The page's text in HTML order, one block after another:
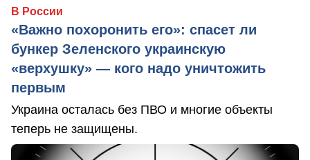
В России
«Важно похоронить его»: спасет ли
бункер Зеленского украинскую
«верхушку» — кого надо уничтожить
первым
Украина осталась без ПВО и многие объекты
теперь не защищены.